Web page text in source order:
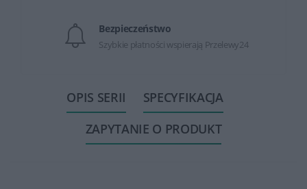
Bezpieczeństwo
Szybkie płatności wspierają Przelewy24
OPIS SERII
SPECYFIKACJA
ZAPYTANIE O PRODUKT